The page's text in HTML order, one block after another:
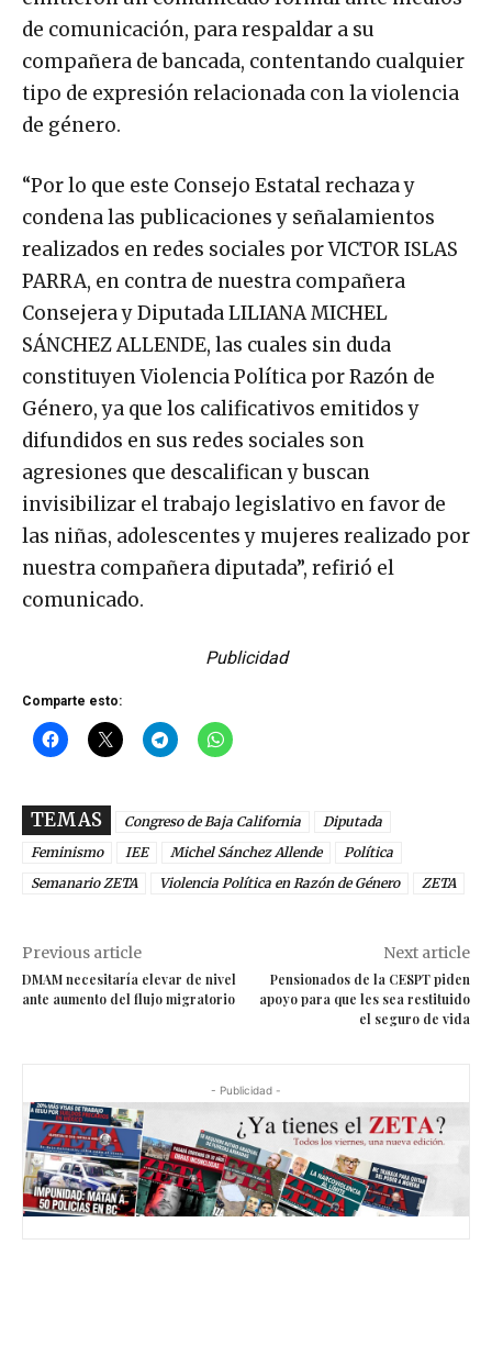
de comunicación, para respaldar a su
compañera de bancada, contentando cualquier
tipo de expresión relacionada con la violencia
de género.
“Por lo que este Consejo Estatal rechaza y
condena las publicaciones y señalamientos
realizados en redes sociales por VICTOR ISLAS
PARRA, en contra de nuestra compañera
Consejera y Diputada LILIANA MICHEL
SÁNCHEZ ALLENDE, las cuales sin duda
constituyen Violencia Política por Razón de
Género, ya que los calificativos emitidos y
difundidos en sus redes sociales son
agresiones que descalifican y buscan
invisibilizar el trabajo legislativo en favor de
las niñas, adolescentes y mujeres realizado por
nuestra compañera diputada”, refirió el
comunicado.
Publicidad
Comparte esto:
TEMAS Congreso de Baja California
Diputada
Feminismo
IEE Michel Sánchez Allende
Política
Semanario ZETA
Violencia Política en Razón de Género ZETA
Previous article
DMAM necesitaría elevar de nivel
ante aumento del flujo migratorio
Next article
Pensionados de la CESPT piden
apoyo para que les sea restituido
el seguro de vida
- Publicidad -